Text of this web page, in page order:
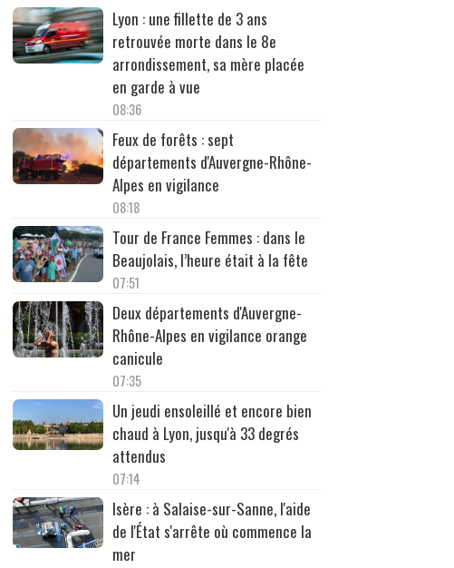
Lyon : une fillette de 3 ans
retrouvée morte dans le 8e
arrondissement, sa mère placée
en garde à vue
08:36
Feux de forêts : sept
départements d'Auvergne-Rhône-
Alpes en vigilance
08:18
Tour de France Femmes : dans le
Beaujolais, l’heure était à la fête
07:51
Deux départements d'Auvergne-
Rhône-Alpes en vigilance orange
canicule
07:35
Un jeudi ensoleillé et encore bien
chaud à Lyon, jusqu'à 33 degrés
attendus
07:14
Isère : à Salaise-sur-Sanne, l'aide
de l'État s'arrête où commence la
mer